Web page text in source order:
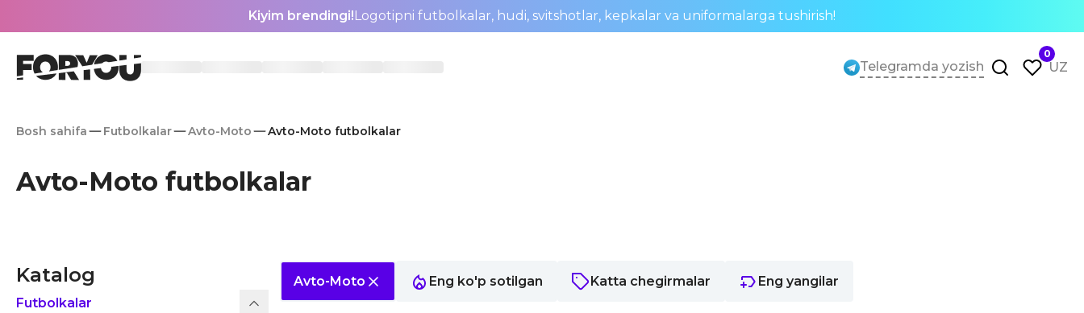
Kiyim brendingi!Logotipni futbolkalar, hudi, svitshotlar, kepkalar va uniformalarga tushirish!
Telegramda yozish
0
UZ
Bosh sahifa Futbolkalar Avto-Moto Avto-Moto futbolkalar
Avto-Moto futbolkalar
Katalog
Futbolkalar
Avto-Moto Eng ko'p sotilgan Katta chegirmalar Eng yangilar